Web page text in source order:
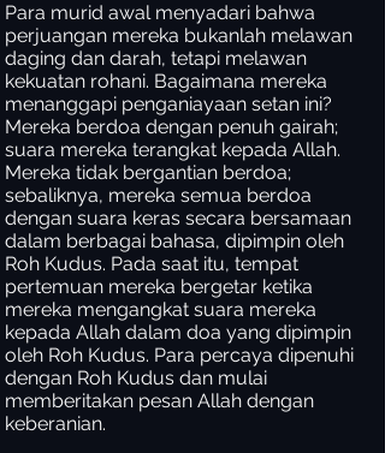
Para murid awal menyadari bahwa
perjuangan mereka bukanlah melawan
daging dan darah, tetapi melawan
kekuatan rohani. Bagaimana mereka
menanggapi penganiayaan setan ini?
Mereka berdoa dengan penuh gairah;
suara mereka terangkat kepada Allah.
Mereka tidak bergantian berdoa;
sebaliknya, mereka semua berdoa
dengan suara keras secara bersamaan
dalam berbagai bahasa, dipimpin oleh
Roh Kudus. Pada saat itu, tempat
pertemuan mereka bergetar ketika
mereka mengangkat suara mereka
kepada Allah dalam doa yang dipimpin
oleh Roh Kudus. Para percaya dipenuhi
dengan Roh Kudus dan mulai
memberitakan pesan Allah dengan
keberanian.